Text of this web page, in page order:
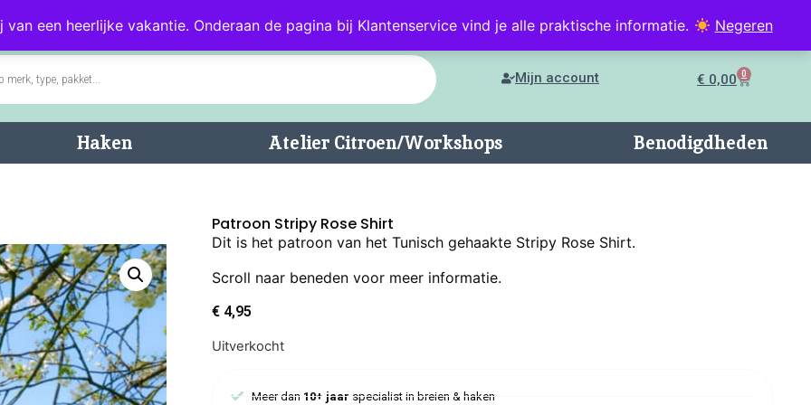
een heerlijke vakantie. Onderaan de pagina bij Klantenservice vind je alle praktische informatie. Negeren
Blog Klantenservice
Mijn account € 0,00 0
Haken Atelier Citroen/Workshops Benodigdheden
Patroon Stripy Rose Shirt
Dit is het patroon van het Tunisch gehaakte Stripy Rose Shirt.
Scroll naar beneden voor meer informatie.
€ 4,95
Uitverkocht
Meer dan 10+ jaar specialist in breien & haken